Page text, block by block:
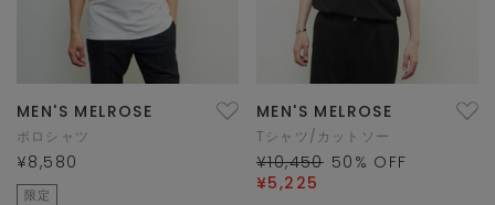
MEN'S MELROSE
ポロシャツ
¥8,580
限定
MEN'S MELROSE
Tシャツ/カットソー
¥10,450 50 % OFF
¥5,225